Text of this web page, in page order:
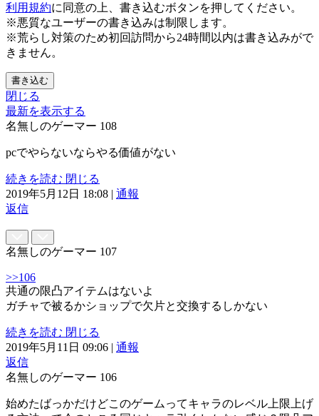
利用規約に同意の上、書き込むボタンを押してください。
※悪質なユーザーの書き込みは制限します。
※荒らし対策のため初回訪問から24時間以内は書き込みがで
きません。
書き込む
閉じる
最新を表示する
名無しのゲーマー 108
pcでやらないならやる価値がない
続きを読む 閉じる
2019年5月12日 18:08 | 通報
返信
名無しのゲーマー 107
>>106
共通の限凸アイテムはないよ
ガチャで被るかショップで欠片と交換するしかない
続きを読む 閉じる
2019年5月11日 09:06 | 通報
返信
名無しのゲーマー 106
始めたばっかだけどこのゲームってキャラのレベル上限上げ